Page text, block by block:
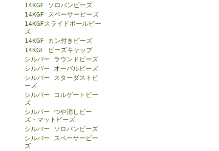
14KGF ソロバンビーズ
14KGF スペーサービーズ
14KGFスライドボールビー
ズ
14KGF カン付きビーズ
14KGF ビーズキャップ
シルバー ラウンドビーズ
シルバー オーバルビーズ
シルバー スターダストビ
ーズ
シルバー コルゲートビー
ズ
シルバー つや消しビー
ズ・マットビーズ
シルバー ソロバンビーズ
シルバー スペーサービー
ズ